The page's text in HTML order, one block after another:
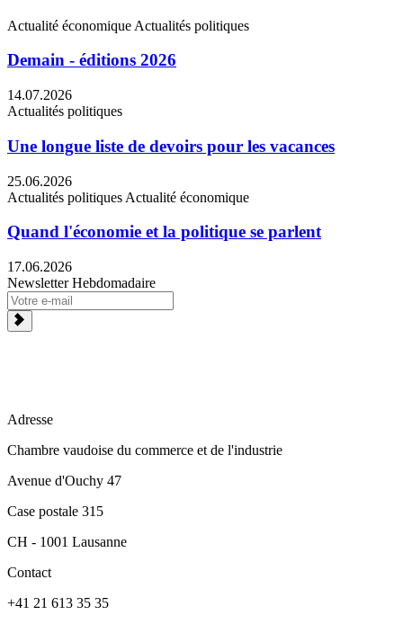
Actualité économique Actualités politiques
Demain - éditions 2026
14.07.2026
Actualités politiques
Une longue liste de devoirs pour les vacances
25.06.2026
Actualités politiques Actualité économique
Quand l'économie et la politique se parlent
17.06.2026
Newsletter Hebdomadaire
Adresse
Chambre vaudoise du commerce et de l'industrie
Avenue d'Ouchy 47
Case postale 315
CH - 1001 Lausanne
Contact
+41 21 613 35 35